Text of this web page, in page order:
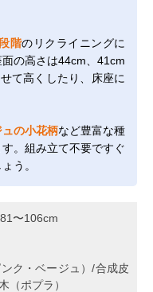
階のリクライニングに
の高さは44cm、41cm
て高くしたり、床座に
の小花柄など豊富な種
。組み立て不要ですぐ
う。
〜106cm
ク・ベージュ）/合成皮
（ポプラ）